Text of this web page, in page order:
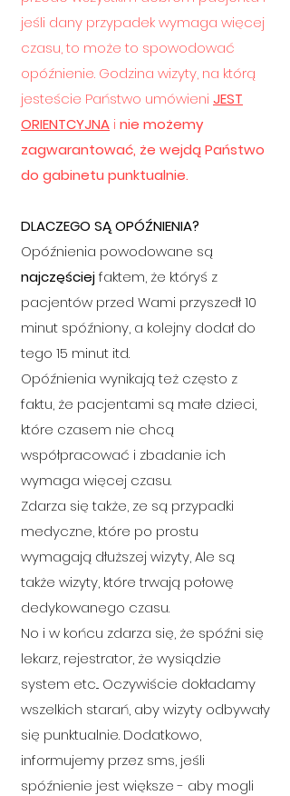
jeśli dany przypadek wymaga więcej
czasu, to może to spowodować
opóźnienie. Godzina wizyty, na którą
jesteście Państwo umówieni JEST
ORIENTCYJNA i nie możemy
zagwarantować, że wejdą Państwo
do gabinetu punktualnie.
DLACZEGO SĄ OPÓŹNIENIA?
Opóźnienia powodowane są
najczęściejfaktem, że któryś z
pacjentów przed Wami przyszedł 10
minut spóźniony, a kolejny dodał do
tego 15 minut itd.
Opóźnienia wynikają też często z
faktu, że pacjentami są małe dzieci,
które czasem nie chcą
współpracować i zbadanie ich
wymaga więcej czasu.
Zdarza się także, ze są przypadki
medyczne, które po prostu
wymagają dłuższej wizyty, Ale są
także wizyty, które trwają połowę
dedykowanego czasu.
No i w końcu zdarza się, że spóźni się
lekarz, rejestrator, że wysiądzie
system etc... Oczywiście dokładamy
wszelkich starań, aby wizyty odbywały
się punktualnie. Dodatkowo,
informujemy przez sms, jeśli
spóźnienie jest większe - aby mogli